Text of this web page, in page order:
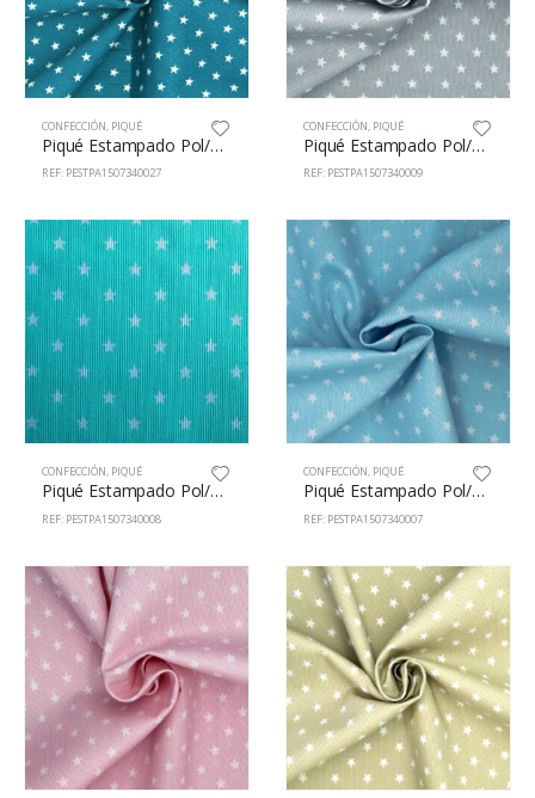
CONFECCIÓN, PIQUÉ
Piqué Estampado Pol/Alg 65/35% 150cm 73400/27
REF: PESTPA1507340027
CONFECCIÓN, PIQUÉ
Piqué Estampado Pol/Alg 65/35% 150cm 73400/9
REF: PESTPA1507340009
CONFECCIÓN, PIQUÉ
Piqué Estampado Pol/Alg 65/35% 150cm 73400/8
REF: PESTPA1507340008
CONFECCIÓN, PIQUÉ
Piqué Estampado Pol/Alg 65/35% 150cm 73400/7
REF: PESTPA1507340007